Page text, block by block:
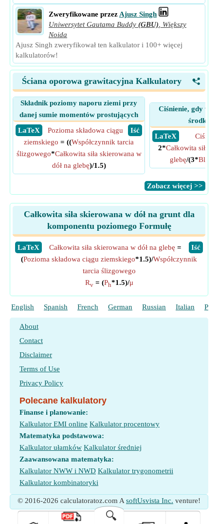
Zweryfikowane przez Ajusz Singh
Uniwersytet Gautama Buddy (GBU)
Większy
Noida
Ajusz Singh zweryfikował ten kalkulator i 100+ więcej
kalkulatorów!
<
Ściana oporowa grawitacyjna Kalkulatory
Składnik poziomy naporu ziemi przy
danej sumie momentów prostujących
​ LaTeX
​ Iść
Pozioma składowa ciągu
ziemskiego = ((Współczynnik tarcia
ślizgowego*Całkowita siła skierowana w
dół na glebę)/1.5)
Ciśnienie, gdy
​ LaTeX
2*Całkowita siła
glebę/(3*Bliski
​Zobacz więcej >>
Całkowita siła skierowana w dół na grunt dla
komponentu poziomego Formułę
​LaTeX ​Iść
Całkowita siła skierowana w dół na glebę =
(Pozioma składowa ciągu ziemskiego*1.5)/Współczynnik
tarcia ślizgowego
Rv= (Ph*1.5)/μ
English Spanish French German Russian Italian
About
Contact
Disclaimer
Terms of Use
Privacy Policy
Polecane kalkulatory
Finanse i planowanie:
Kalkulator EMI online Kalkulator procentowy
Matematyka podstawowa:
Kalkulator ułamków Kalkulator średniej
Zaawansowana matematyka:
Kalkulator NWW i NWD Kalkulator trygonometrii
Kalkulator kombinatoryki
© 2016-2026 calculatoratoz.com A softUsvista Inc. venture!
🔍